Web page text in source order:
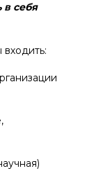
в себя